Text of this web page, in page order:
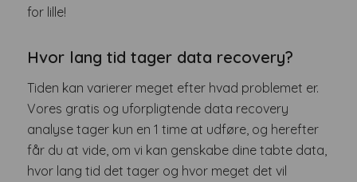
for lille!
Hvor lang tid tager data recovery?
Tiden kan varierer meget efter hvad problemet er.
Vores gratis og uforpligtende data recovery
analyse tager kun en 1 time at udføre, og herefter
får du at vide, om vi kan genskabe dine tabte data,
hvor lang tid det tager og hvor meget det vil